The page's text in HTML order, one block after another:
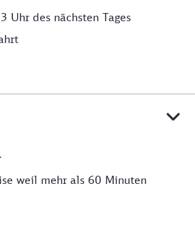
Uhr des nächsten Tages
weil mehr als 60 Minuten